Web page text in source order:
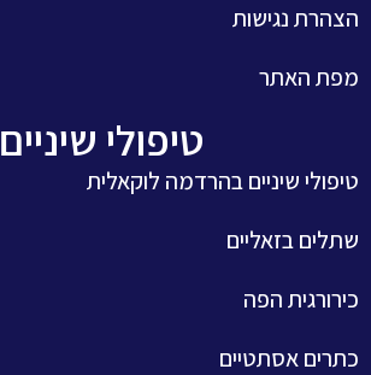
הצהרת נגישות
מפת האתר
טיפולי שיניים
טיפולי שיניים בהרדמה לוקאלית
שתלים בזאליים
כירורגית הפה
כתרים אסתטיים